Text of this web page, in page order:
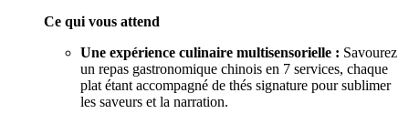
Ce qui vous attend
Une expérience culinaire multisensorielle : Savourez
un repas gastronomique chinois en 7 services, chaque
plat étant accompagné de thés signature pour sublimer
les saveurs et la narration.